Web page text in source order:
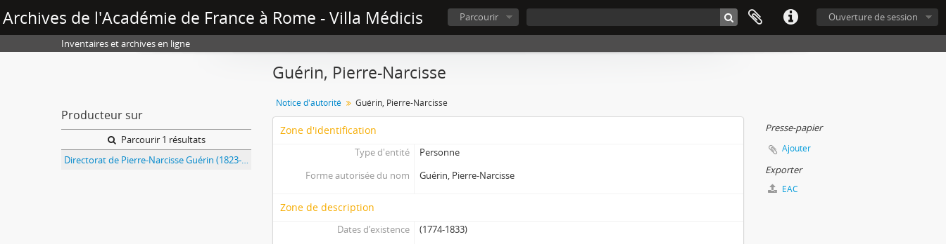
Archives de l'Académie de France à Rome - Villa Médicis Parcourir Ouverture de session
Inventaires et archives en ligne
Producteur sur
Parcourir 1 résultats
Directorat de Pierre-Narcisse Guérin (1823-1828)
Guérin, Pierre-Narcisse
Notice d'autorité Guérin, Pierre-Narcisse
Zone d'identification
Type d'entité
Personne
Forme autorisée du nom
Guérin, Pierre-Narcisse
Zone de description
Dates d’existence
(1774-1833)
Presse-papier
Ajouter
Exporter
EAC